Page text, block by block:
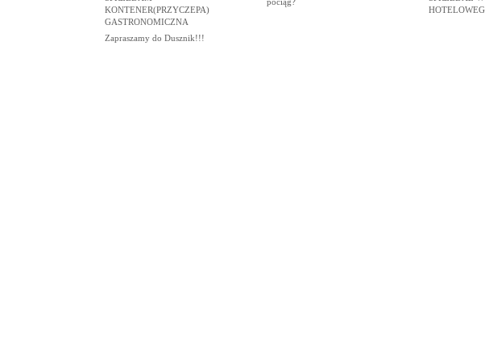
KONTENER(PRZYCZEPA)
GASTRONOMICZNA
Zapraszamy do Dusznik!!!